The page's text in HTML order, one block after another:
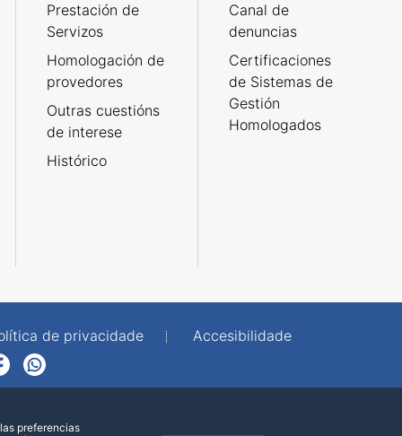
Prestación de
Servizos
Homologación de
provedores
Outras cuestións
de interese
Histórico
Canal de
denuncias
Certificaciones
de Sistemas de
Gestión
Homologados
de privacidade
Accesibilidade
preferencias